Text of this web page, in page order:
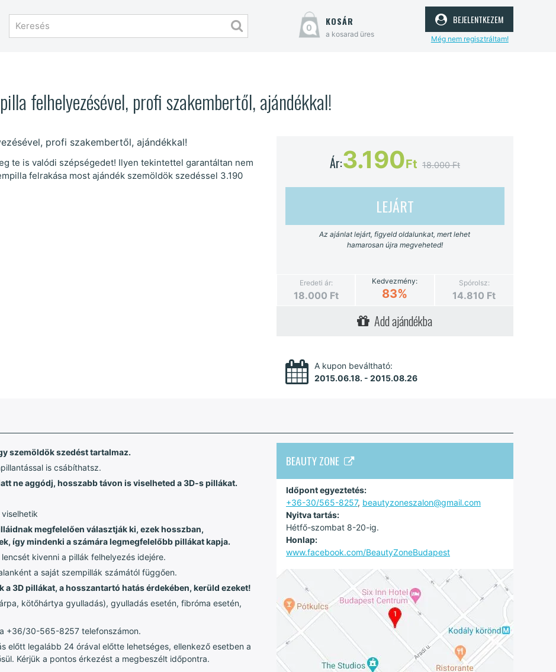
0 kosár
a kosarad üres
bejelentkezem
Még nem regisztráltam!
felhelyezésével, profi szakembertől, ajándékkal!
te is valódi szépségedet! Ilyen tekintettel garantáltan nem
felrakása most ajándék szemöldök szedéssel 3.190
Ár:3.190Ft 18.000 Ft
LEJÁRT
Az ajánlat lejárt, figyeld oldalunkat, mert lehet
hamarosan újra megveheted!
Eredeti ár:
18.000 Ft
Kedvezmény:
83%
Spórolsz:
14.810 Ft
Add ajándékba
A kupon beváltható:
2015.06.18. - 2015.08.26
szemöldök szedést tartalmaz.
is csábíthatsz.
ne aggódj, hosszabb távon is viselheted a 3D-s pillákat.
megfelelően választják ki, ezek hosszban,
így mindenki a számára legmegfelelőbb pillákat kapja.
kivenni a pillák felhelyezés idejére.
a saját szempillák számától függően.
3D pillákat, a hosszantartó hatás érdekében, kerüld ezeket!
kötőhártya gyulladás), gyulladás esetén, fibróma esetén,
+36/30-565-8257 telefonszámon.
előtt legalább 24 órával előtte lehetséges, ellenkező esetben a
Kérjük a pontos érkezést a megbeszélt időpontra.
BEAUTY ZONE
Időpont egyeztetés:
+36-30/565-8257, beautyzoneszalon@gmail.com
Nyitva tartás:
Hétfő-szombat 8-20-ig.
Honlap:
www.facebook.com/BeautyZoneBudapest